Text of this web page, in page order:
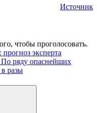
Источник
чтобы проголосовать.
эксперта
По ряду опаснейших
разы